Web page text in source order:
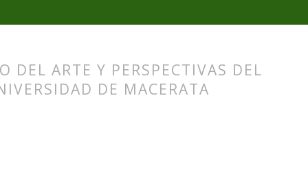
ARTE Y PERSPECTIVAS DEL
DE MACERATA